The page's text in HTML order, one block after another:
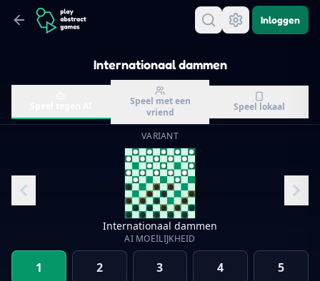
Inloggen
Internationaal dammen
Speel met een
vriend
Speel lokaal
VARIANT
Internationaal dammen
AI MOEILIJKHEID
1 2 3 4 5